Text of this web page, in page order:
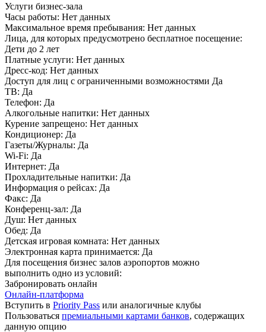
Услуги бизнес-зала
Часы работы: Нет данных
Максимальное время пребывания: Нет данных
Лица, для которых предусмотрено бесплатное посещение:
Дети до 2 лет
Платные услуги: Нет данных
Дресс-код: Нет данных
Доступ для лиц с ограниченными возможностями Да
ТВ: Да
Телефон: Да
Алкогольные напитки: Нет данных
Курение запрещено: Нет данных
Кондиционер: Да
Газеты/Журналы: Да
Wi-Fi: Да
Интернет: Да
Прохладительные напитки: Да
Информация о рейсах: Да
Факс: Да
Конференц-зал: Да
Душ: Нет данных
Обед: Да
Детская игровая комната: Нет данных
Электронная карта принимается: Да
Для посещения бизнес залов аэропортов можно
выполнить одно из условий:
Забронировать онлайн
Онлайн-платформа
Вступить в Priority Pass или аналогичные клубы
Пользоваться премиальными картами банков, содержащих
данную опцию